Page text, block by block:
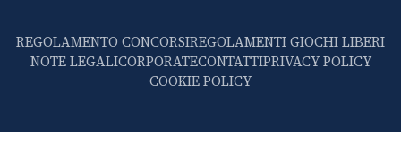
REGOLAMENTO CONCORSIREGOLAMENTI GIOCHI LIBERI
NOTE LEGALICORPORATECONTATTIPRIVACY POLICY
COOKIE POLICY